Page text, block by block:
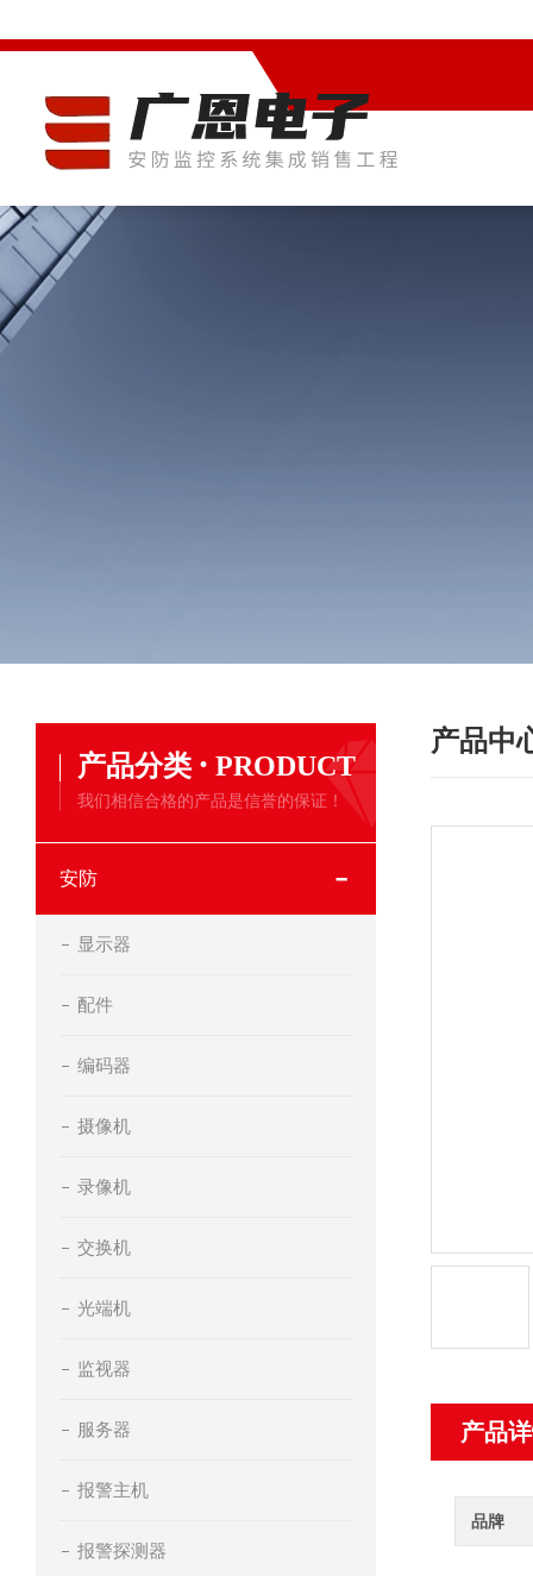
产品分类 · PRODUCT
我们相信合格的产品是信誉的保证！
安防
显示器
配件
编码器
摄像机
录像机
交换机
光端机
监视器
服务器
报警主机
报警探测器
产品中
产品
品牌